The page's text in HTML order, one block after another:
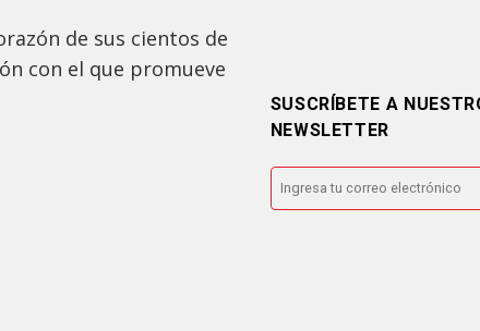
de sus cientos de
con el que promueve
SUSCRÍBETE A
NEWSLETTER